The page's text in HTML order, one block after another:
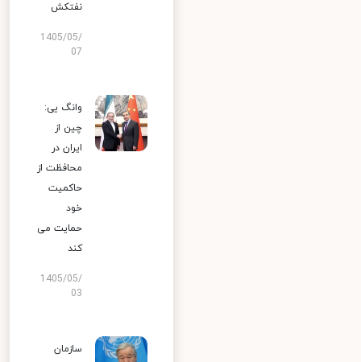
نفتکش
1405/05/
07
وانگ یی:
چین از
ایران در
محافظت از
حاکمیت
خود
حمایت می
کند
1405/05/
03
سازمان